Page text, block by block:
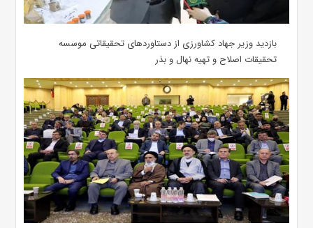
بازدید وزیر جهاد کشاورزی از دستاوردهای تحقیقاتی موسسه
تحقیقات اصلاح و تهیه نهال و بذر